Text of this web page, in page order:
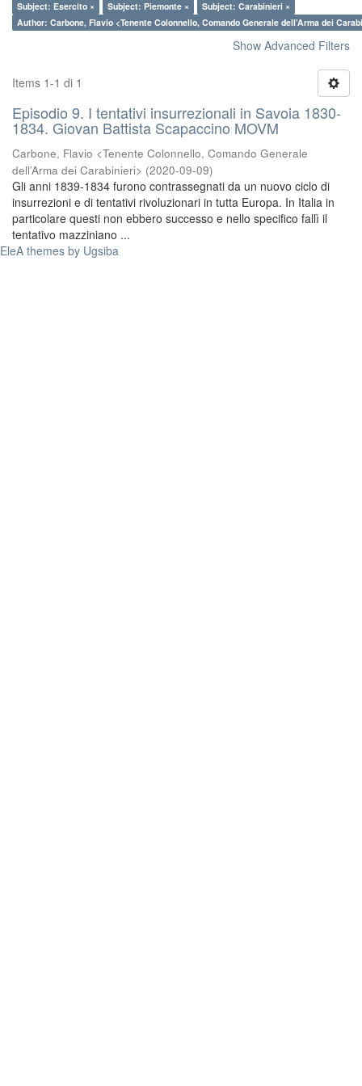
Subject: Esercito ×
Subject: Piemonte ×
Subject: Carabinieri ×
Author: Carbone, Flavio <Tenente Colonnello, Comando Generale dell’Arma dei
Show Advanced Filters
Items 1-1 di 1
Episodio 9. I tentativi insurrezionali in Savoia 1830-
1834. Giovan Battista Scapaccino MOVM
Carbone, Flavio <Tenente Colonnello, Comando Generale
dell’Arma dei Carabinieri> (2020-09-09)
Gli anni 1839-1834 furono contrassegnati da un nuovo ciclo di
insurrezioni e di tentativi rivoluzionari in tutta Europa. In Italia in
particolare questi non ebbero successo e nello specifico fallì il
tentativo mazziniano ...
EleA themes by Ugsiba